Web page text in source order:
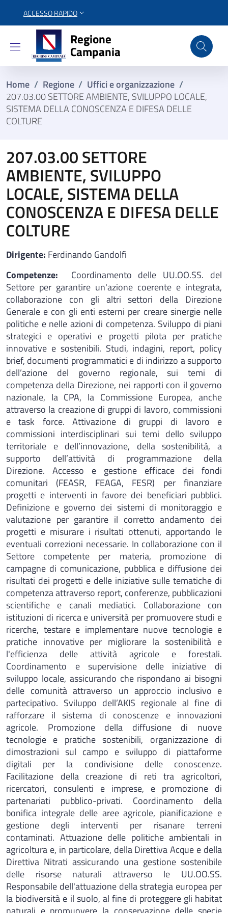
ACCESSO RAPIDO
Regione Campania
Regione
Campania
Home / Regione / Uffici e organizzazione /
207.03.00 SETTORE AMBIENTE, SVILUPPO LOCALE,
SISTEMA DELLA CONOSCENZA E DIFESA DELLE
COLTURE
207.03.00 SETTORE
AMBIENTE, SVILUPPO
LOCALE, SISTEMA DELLA
CONOSCENZA E DIFESA DELLE
COLTURE
Dirigente: Ferdinando Gandolfi
Competenze:
Coordinamento delle UU.OO.SS. del
Settore per garantire un'azione coerente e integrata,
collaborazione con gli altri settori della Direzione
Generale e con gli enti esterni per creare sinergie nelle
politiche e nelle azioni di competenza. Sviluppo di piani
strategici e operativi e progetti pilota per pratiche
innovative e sostenibili. Studi, indagini, report, policy
brief, documenti programmatici e di indirizzo a supporto
dell’azione del governo regionale, sui temi di
competenza della Direzione, nei rapporti con il governo
nazionale, la CPA, la Commissione Europea, anche
attraverso la creazione di gruppi di lavoro, commissioni
e task force. Attivazione di gruppi di lavoro e
commissioni interdisciplinari sui temi dello sviluppo
territoriale e dell’innovazione, della sostenibilità, a
supporto dell’attività di programmazione della
Direzione. Accesso e gestione efficace dei fondi
comunitari (FEASR, FEAGA, FESR) per finanziare
progetti e interventi in favore dei beneficiari pubblici.
Definizione e governo dei sistemi di monitoraggio e
valutazione per garantire il corretto andamento dei
progetti e misurare i risultati ottenuti, apportando le
eventuali correzioni necessarie. In collaborazione con il
Settore competente per materia, promozione di
campagne di comunicazione, pubblica e diffusione dei
risultati dei progetti e delle iniziative sulle tematiche di
competenza attraverso report, conferenze, pubblicazioni
scientifiche e canali mediatici. Collaborazione con
istituzioni di ricerca e università per promuovere studi e
ricerche, testare e implementare nuove tecnologie e
pratiche innovative per migliorare la sostenibilità e
l'efficienza delle attività agricole e forestali.
Coordinamento e supervisione delle iniziative di
sviluppo locale, assicurando che rispondano ai bisogni
delle comunità attraverso un approccio inclusivo e
partecipativo. Sviluppo dell’AKIS regionale al fine di
rafforzare il sistema di conoscenze e innovazioni
agricole. Promozione della diffusione di nuove
tecnologie e pratiche sostenibili, organizzazione di
dimostrazioni sul campo e sviluppo di piattaforme
digitali per la condivisione delle conoscenze.
Facilitazione della creazione di reti tra agricoltori,
ricercatori, consulenti e imprese, e promozione di
partenariati pubblico-privati. Coordinamento della
bonifica integrale delle aree agricole, pianificazione e
gestione degli interventi per risanare terreni
contaminati. Attuazione delle politiche ambientali in
agricoltura e, in particolare, della Direttiva Acque e della
Direttiva Nitrati assicurando una gestione sostenibile
delle risorse naturali attraverso le UU.OO.SS.
Responsabile dell'attuazione della strategia europea per
la biodiversità e il suolo, al fine di proteggere gli habitat